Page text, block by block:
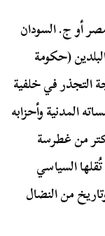
أو ج. السودان
(حكومة
التجذر في خلفية
المدنية وأحزابه
من غطرسة
السياسي
من النضال